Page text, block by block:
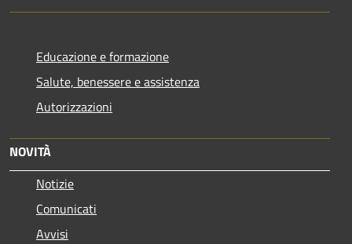
Educazione e formazione
Salute, benessere e assistenza
Autorizzazioni
NOVITÀ
Notizie
Comunicati
Avvisi